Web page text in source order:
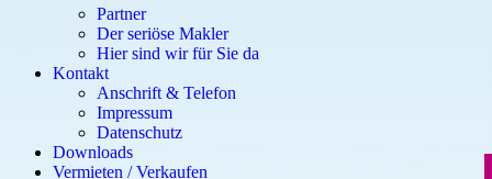
Partner
Der seriöse Makler
Hier sind wir für Sie da
Kontakt
Anschrift & Telefon
Impressum
Datenschutz
Downloads
Vermieten / Verkaufen